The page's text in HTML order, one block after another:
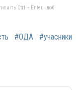
Ctrl + Enter, щоб
#ОДА #учасники